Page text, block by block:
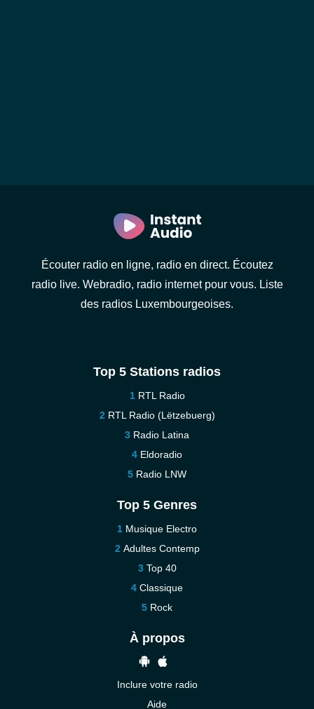
Écouter radio en ligne, radio en direct. Écoutez
radio live. Webradio, radio internet pour vous. Liste
des radios Luxembourgeoises.
Top 5 Stations radios
RTL Radio
RTL Radio (Lëtzebuerg)
Radio Latina
Eldoradio
Radio LNW
Top 5 Genres
Musique Electro
Adultes Contemp
Top 40
Classique
Rock
À propos
Inclure votre radio
Aide